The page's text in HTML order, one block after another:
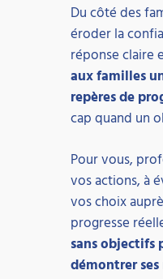
Du côté des
éroder la
réponse claire
aux familles
repères de
cap quand un
Pour vous,
vos actions, à
vos choix
progresse
sans objectifs
démontrer